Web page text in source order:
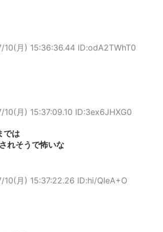
10(月) 15:36:36.44 ID:odA2TWhT0
10(月) 15:37:09.10 ID:3ex6JHXG0
では
れそうで怖いな
10(月) 15:37:22.26 ID:hi/QIeA+O